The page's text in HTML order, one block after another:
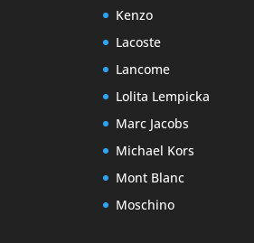
Kenzo
Lacoste
Lancome
Lolita Lempicka
Marc Jacobs
Michael Kors
Mont Blanc
Moschino